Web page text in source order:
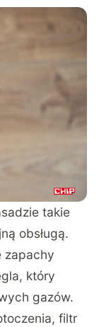
takie
obsługą.
zapachy
który
gazów.
filtr